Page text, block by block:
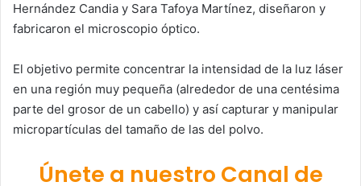
Hernández Candia y Sara Tafoya Martínez, diseñaron y
fabricaron el microscopio óptico.
El objetivo permite concentrar la intensidad de la luz láser
en una región muy pequeña (alrededor de una centésima
parte del grosor de un cabello) y así capturar y manipular
micropartículas del tamaño de las del polvo.
Únete a nuestro Canal de